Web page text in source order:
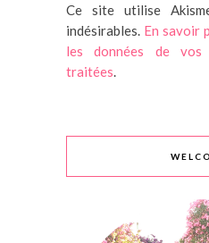
Ce site utilise
indésirables. En savoir
les données de vos
traitées.